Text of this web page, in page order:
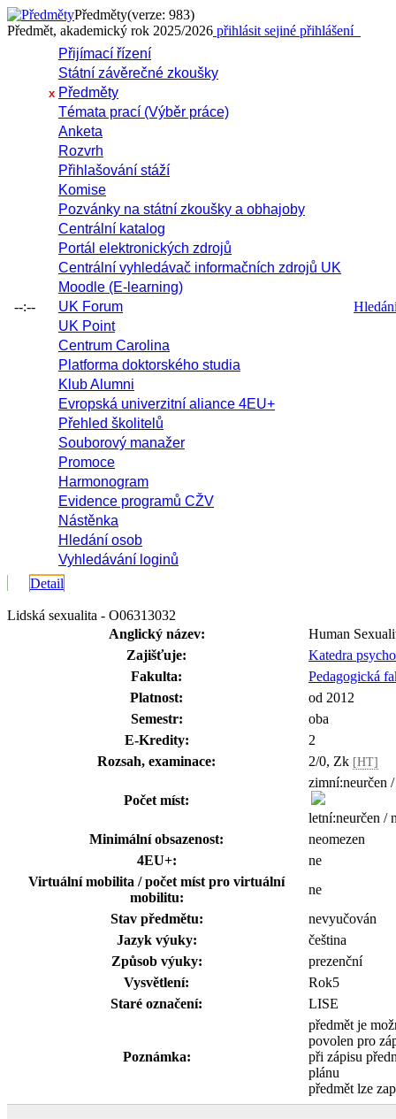
Předměty(verze: 983)
Předmět, akademický rok 2025/2026 přihlásit sejiné přihlášení
--:--
Přijímací řízení
Státní závěrečné zkoušky
x Předměty
Témata prací (Výběr práce)
Anketa
Rozvrh
Přihlašování stáží
Komise
Pozvánky na státní zkoušky a obhajoby
Centrální katalog
Portál elektronických zdrojů
Centrální vyhledávač informačních zdrojů UK
Moodle (E-learning)
UK Forum
UK Point
Centrum Carolina
Platforma doktorského studia
Klub Alumni
Evropská univerzitní aliance 4EU+
Přehled školitelů
Souborový manažer
Promoce
Harmonogram
Evidence programů CŽV
Nástěnka
Hledání osob
Vyhledávání loginů
Detail
Lidská sexualita - O06313032
Anglický název:
Human
Zajišťuje:
Katedra
Fakulta:
Pedagogická
Platnost:
od 2012
Semestr:
oba
E-Kredity:
2
Rozsah, examinace:
2/0, Zk [HT]
Počet míst:
zimní:neurčen
letní:neurčen /
Minimální obsazenost:
neomezen
4EU+:
ne
Virtuální mobilita / počet míst pro virtuální
mobilitu:
ne
Stav předmětu:
nevyučován
Jazyk výuky:
čeština
Způsob výuky:
prezenční
Vysvětlení:
Rok5
Staré označení:
LISE
Poznámka:
předmět je
povolen pro
při zápisu
plánu
předmět lze